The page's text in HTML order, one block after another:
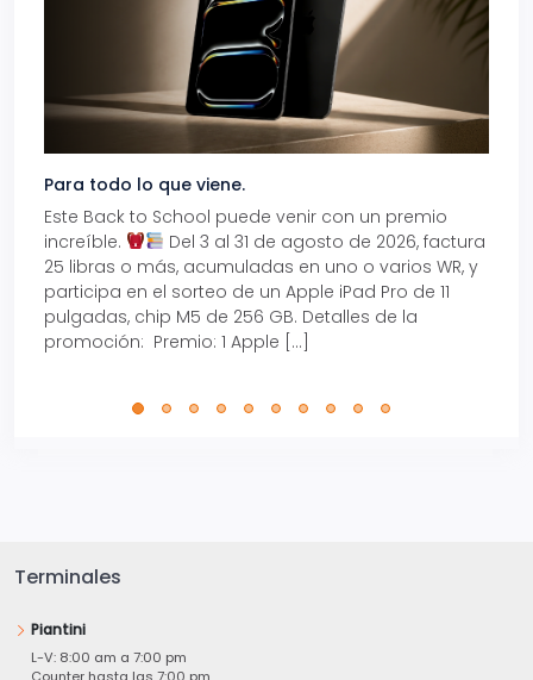
Para todo lo que viene.
Este Back to School puede venir con un premio
increíble.
Del 3 al 31 de agosto de 2026, factura
25 libras o más, acumuladas en uno o varios WR, y
participa en el sorteo de un Apple iPad Pro de 11
pulgadas, chip M5 de 256 GB. Detalles de la
promoción: Premio: 1 Apple […]
Terminales
Piantini
L-V: 8:00 am a 7:00 pm
Counter hasta las 7:00 pm